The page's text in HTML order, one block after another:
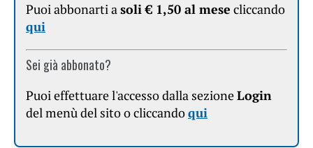
Puoi abbonarti asoli € 1,50 al mese cliccando
qui
Sei già abbonato?
Puoi effettuare l'accesso dalla sezioneLogin
del menù del sito o cliccandoqui